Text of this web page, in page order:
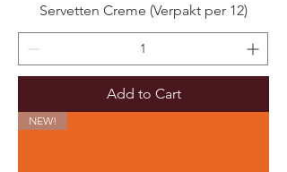
Servetten Creme (Verpakt per 12)
Add to Cart
NEW!